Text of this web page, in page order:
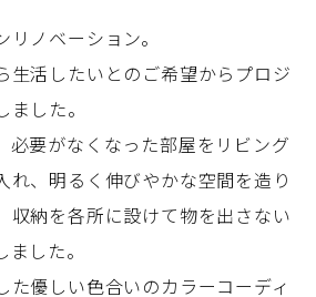
ノベーション。
生活したいとのご希望からプロジ
した。
必要がなくなった部屋をリビング
れ、明るく伸びやかな空間を造り
収納を各所に設けて物を出さない
した。
た優しい色合いのカラーコーディ